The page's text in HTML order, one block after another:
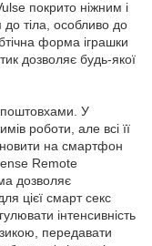
покрито ніжним і
тіла, особливо до
форма іграшки
дозволяє будь-якої
поштовхами. У
роботи, але всі її
на смартфон
Remote
дозволяє
цієї смарт секс
інтенсивність
передавати